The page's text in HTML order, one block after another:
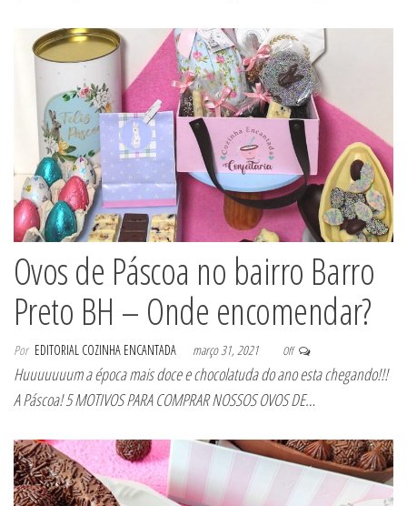
Ovos de Páscoa no bairro Barro
Preto BH – Onde encomendar?
Por EDITORIAL COZINHA ENCANTADA março 31, 2021 Off
Huuuuuuum a época mais doce e chocolatuda do ano esta chegando!!!
A Páscoa! 5 MOTIVOS PARA COMPRAR NOSSOS OVOS DE…